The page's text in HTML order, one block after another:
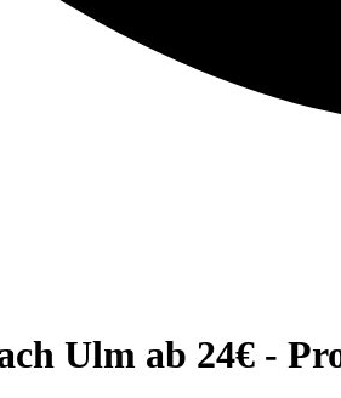
Ulm ab 24€ -